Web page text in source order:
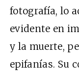
fotografía, lo
evidente en
y la muerte,
epifanías. Su